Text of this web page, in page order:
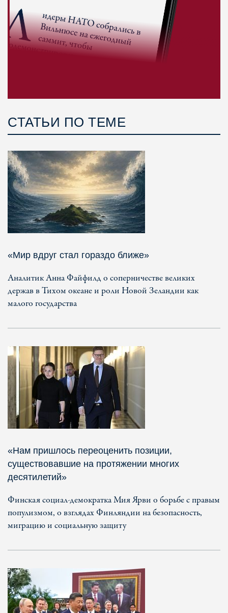
СТАТЬИ ПО ТЕМЕ
«Мир вдруг стал гораздо ближе»
Аналитик Анна Файфилд о соперничестве великих
держав в Тихом океане и роли Новой Зеландии как
малого государства
«Нам пришлось переоценить позиции,
существовавшие на протяжении многих
десятилетий»
Финская социал-демократка Мия Ярви о борьбе с правым
популизмом, о взглядах Финляндии на безопасность,
миграцию и социальную защиту